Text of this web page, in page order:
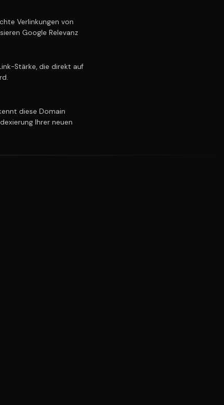
Verlinkungen von
Google Relevanz
Stärke, die direkt auf
diese Domain
Ihrer neuen